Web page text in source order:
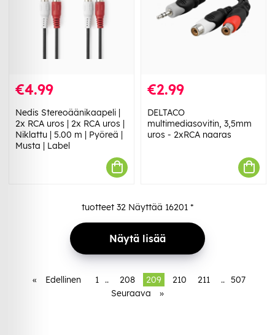
€4.99
Nedis Stereoäänikaapeli |
2x RCA uros | 2x RCA uros |
Niklattu | 5.00 m | Pyöreä |
Musta | Label
€2.99
DELTACO
multimediasovitin, 3,5mm
uros - 2xRCA naaras
tuotteet 32 Näyttää 16201 *
Näytä lisää
« Edellinen 1 .. 208 209 210 211 .. 507
Seuraava
»